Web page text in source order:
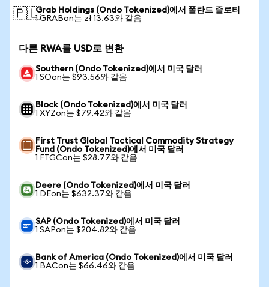
🇵🇱Grab Holdings (Ondo Tokenized)에서 폴란드 즐로티
1 GRABon는 zł 13.63와 같음
다른 RWA를 USD로 변환
Southern (Ondo Tokenized)에서 미국 달러
1 SOon는 $93.56와 같음
Block (Ondo Tokenized)에서 미국 달러
1 XYZon는 $79.42와 같음
First Trust Global Tactical Commodity Strategy
Fund (Ondo Tokenized)에서 미국 달러
1 FTGCon는 $28.77와 같음
Deere (Ondo Tokenized)에서 미국 달러
1 DEon는 $632.37와 같음
SAP (Ondo Tokenized)에서 미국 달러
1 SAPon는 $204.82와 같음
Bank of America (Ondo Tokenized)에서 미국 달러
1 BACon는 $66.46와 같음